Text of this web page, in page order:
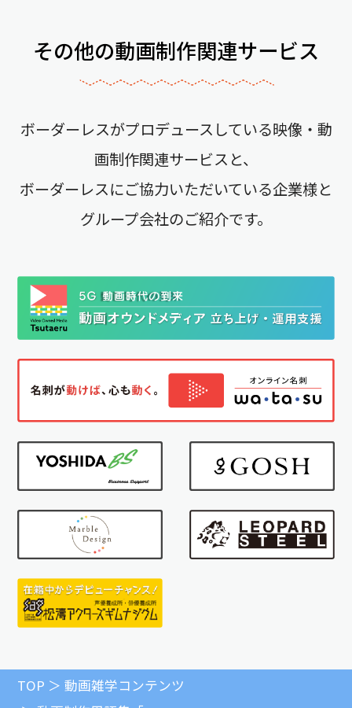
その他の動画制作関連サービス
ボーダーレスがプロデュースしている映像・動
画制作関連サービスと、
ボーダーレスにご協力いただいている企業様と
グループ会社のご紹介です。
TOP
動画雑学コンテンツ